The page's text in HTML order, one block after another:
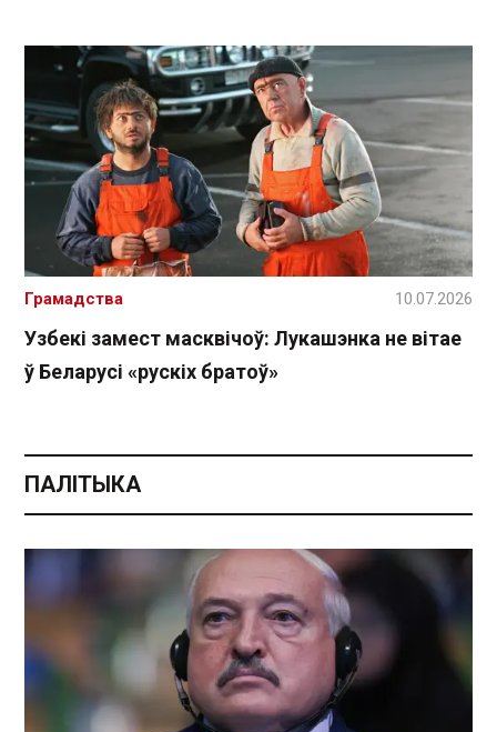
Узбекі замест масквічоў: Лукашэнка не вітае
ў Беларусі «рускіх братоў»
Грамадства 10.07.2026
ПАЛІТЫКА